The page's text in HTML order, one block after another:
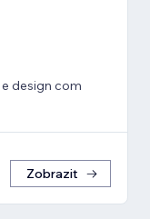
design com
Zobrazit